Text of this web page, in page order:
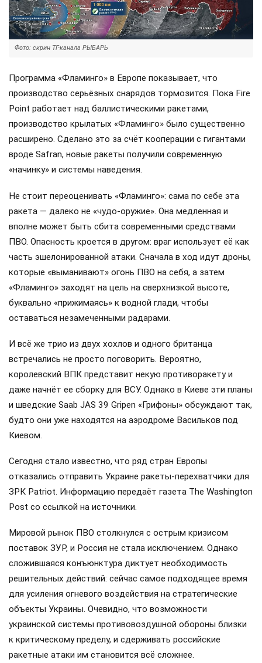
Фото: скрин ТГ-канала РЫБАРЬ
Программа «Фламинго» в Европе показывает, что
производство серьёзных снарядов тормозится. Пока Fire
Point работает над баллистическими ракетами,
производство крылатых «Фламинго» было существенно
расширено. Сделано это за счёт кооперации с гигантами
вроде Safran, новые ракеты получили современную
«начинку» и системы наведения.
Не стоит переоценивать «Фламинго»: сама по себе эта
ракета — далеко не «чудо-оружие». Она медленная и
вполне может быть сбита современными средствами
ПВО. Опасность кроется в другом: враг использует её как
часть эшелонированной атаки. Сначала в ход идут дроны,
которые «выманивают» огонь ПВО на себя, а затем
«Фламинго» заходят на цель на сверхнизкой высоте,
буквально «прижимаясь» к водной глади, чтобы
оставаться незамеченными радарами.
И всё же трио из двух хохлов и одного британца
встречались не просто поговорить. Вероятно,
королевский ВПК представит некую противоракету и
даже начнёт ее сборку для ВСУ. Однако в Киеве эти планы
и шведские Saab JAS 39 Gripen «Грифоны» обсуждают так,
будто они уже находятся на аэродроме Васильков под
Киевом.
Сегодня стало известно, что ряд стран Европы
отказались отправить Украине ракеты-перехватчики для
ЗРК Patriot. Информацию передаёт газета The Washington
Post со ссылкой на источники.
Мировой рынок ПВО столкнулся с острым кризисом
поставок ЗУР, и Россия не стала исключением. Однако
сложившаяся конъюнктура диктует необходимость
решительных действий: сейчас самое подходящее время
для усиления огневого воздействия на стратегические
объекты Украины. Очевидно, что возможности
украинской системы противовоздушной обороны близки
к критическому пределу, и сдерживать российские
ракетные атаки им становится всё сложнее.